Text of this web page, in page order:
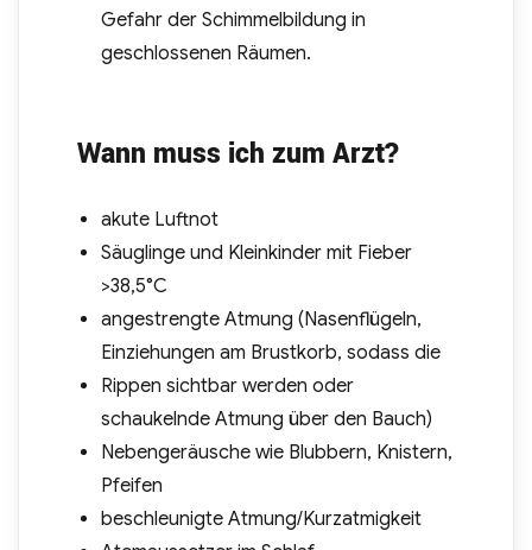
Gefahr der Schimmelbildung in
geschlossenen Räumen.
Wann muss ich zum Arzt?
akute Luftnot
Säuglinge und Kleinkinder mit Fieber
>38,5°C
angestrengte Atmung (Nasenflügeln,
Einziehungen am Brustkorb, sodass die
Rippen sichtbar werden oder
schaukelnde Atmung über den Bauch)
Nebengeräusche wie Blubbern, Knistern,
Pfeifen
beschleunigte Atmung/Kurzatmigkeit